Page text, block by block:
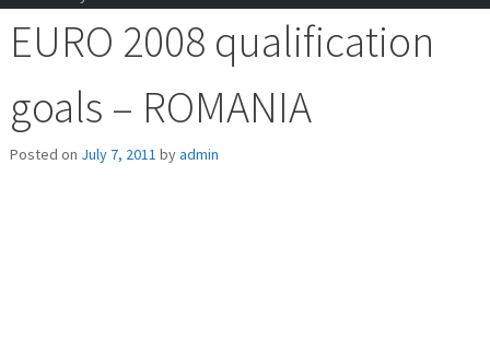
EURO 2008 qualification
goals – ROMANIA
Posted on July 7, 2011 byadmin